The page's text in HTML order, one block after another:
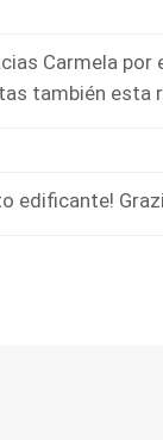
Carmela
también esta
edificante!